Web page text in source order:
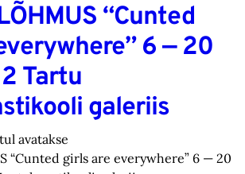
“Cunted
6 — 20
Tartu
galeriis
avatakse
“Cunted girls are everywhere” 6 — 20